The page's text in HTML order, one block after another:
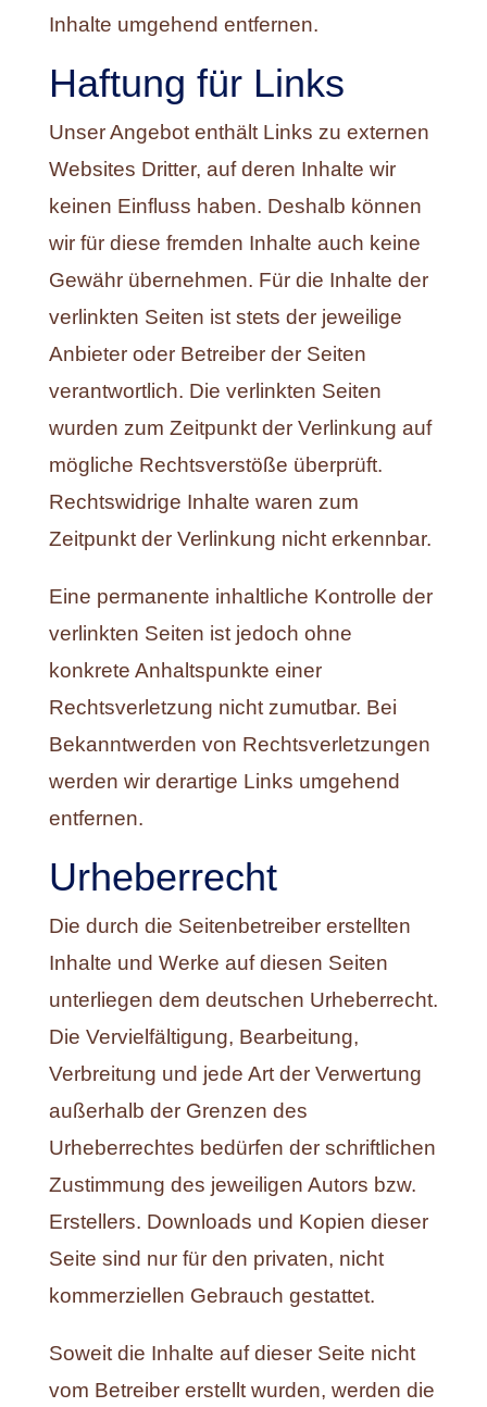
Inhalte umgehend entfernen.
Haftung für Links
Unser Angebot enthält Links zu externen
Websites Dritter, auf deren Inhalte wir
keinen Einfluss haben. Deshalb können
wir für diese fremden Inhalte auch keine
Gewähr übernehmen. Für die Inhalte der
verlinkten Seiten ist stets der jeweilige
Anbieter oder Betreiber der Seiten
verantwortlich. Die verlinkten Seiten
wurden zum Zeitpunkt der Verlinkung auf
mögliche Rechtsverstöße überprüft.
Rechtswidrige Inhalte waren zum
Zeitpunkt der Verlinkung nicht erkennbar.
Eine permanente inhaltliche Kontrolle der
verlinkten Seiten ist jedoch ohne
konkrete Anhaltspunkte einer
Rechtsverletzung nicht zumutbar. Bei
Bekanntwerden von Rechtsverletzungen
werden wir derartige Links umgehend
entfernen.
Urheberrecht
Die durch die Seitenbetreiber erstellten
Inhalte und Werke auf diesen Seiten
unterliegen dem deutschen Urheberrecht.
Die Vervielfältigung, Bearbeitung,
Verbreitung und jede Art der Verwertung
außerhalb der Grenzen des
Urheberrechtes bedürfen der schriftlichen
Zustimmung des jeweiligen Autors bzw.
Erstellers. Downloads und Kopien dieser
Seite sind nur für den privaten, nicht
kommerziellen Gebrauch gestattet.
Soweit die Inhalte auf dieser Seite nicht
vom Betreiber erstellt wurden, werden die